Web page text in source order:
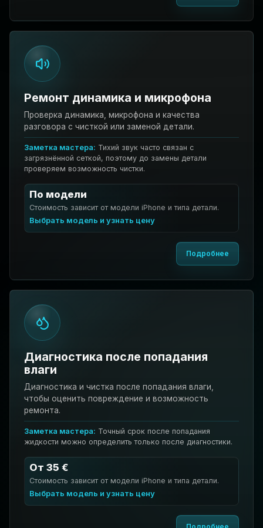
Ремонт динамика и микрофона
Проверка динамика, микрофона и качества
разговора с чисткой или заменой детали.
Заметка мастера: Тихий звук часто связан с
загрязнённой сеткой, поэтому до замены детали
проверяем возможность чистки.
По модели
Стоимость зависит от модели iPhone и типа детали.
Выбрать модель и узнать цену
Подробнее
Диагностика после попадания
влаги
Диагностика и чистка после попадания влаги,
чтобы оценить повреждение и возможность
ремонта.
Заметка мастера: Точный срок после попадания
жидкости можно определить только после диагностики.
От 35 €
Стоимость зависит от модели iPhone и типа детали.
Выбрать модель и узнать цену